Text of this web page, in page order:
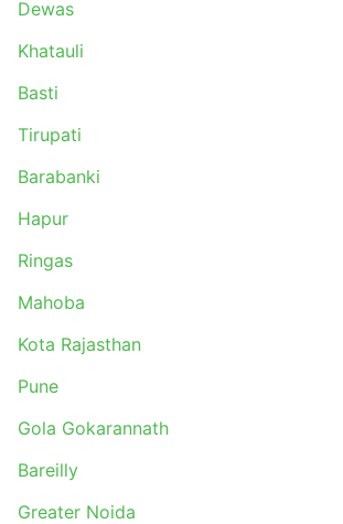
períodos mais procurados pode
ônibus - as passagens podem
esgotadas, portanto, organize sua
antecipadamente.
Dewas
Khatauli
Basti
Tirupati
Barabanki
Hapur
Ringas
Mahoba
Kota Rajasthan
Pune
Gola Gokarannath
Bareilly
Greater Noida